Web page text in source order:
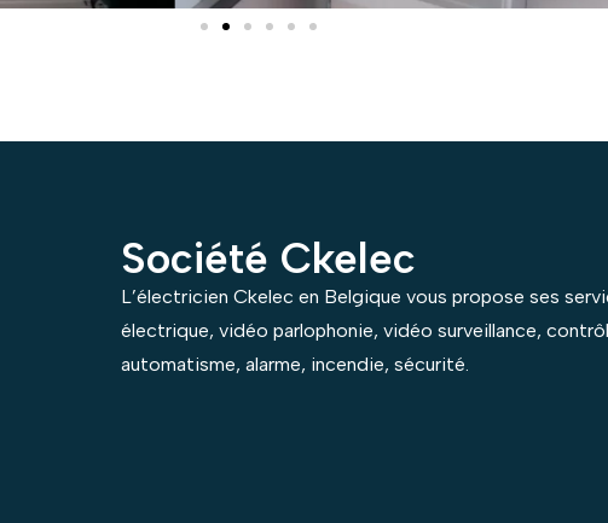
Société Ckelec
L’électricien Ckelec en Belgique vous propose ses
électrique, vidéo parlophonie, vidéo surveillance,
automatisme, alarme, incendie, sécurité.